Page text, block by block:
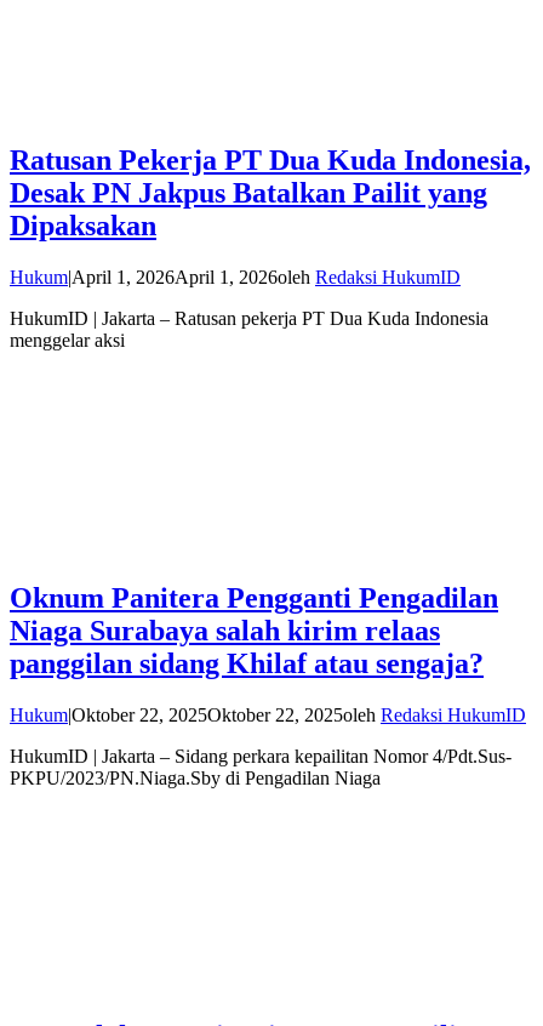
Ratusan Pekerja PT Dua Kuda Indonesia,
Desak PN Jakpus Batalkan Pailit yang
Dipaksakan
Hukum|April 1, 2026April 1, 2026oleh Redaksi HukumID
HukumID | Jakarta – Ratusan pekerja PT Dua Kuda Indonesia
menggelar aksi
Oknum Panitera Pengganti Pengadilan
Niaga Surabaya salah kirim relaas
panggilan sidang Khilaf atau sengaja?
Hukum|Oktober 22, 2025Oktober 22, 2025oleh Redaksi HukumID
HukumID | Jakarta – Sidang perkara kepailitan Nomor 4/Pdt.Sus-
PKPU/2023/PN.Niaga.Sby di Pengadilan Niaga